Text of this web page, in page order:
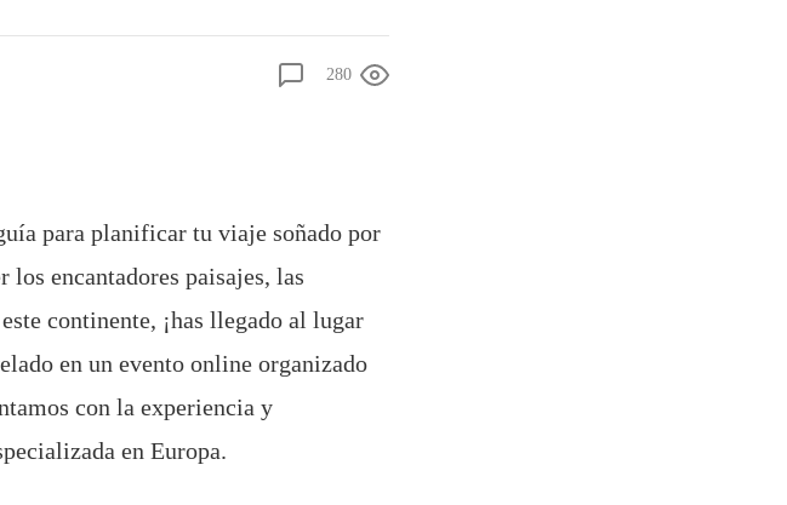
280
para planificar tu viaje soñado por
los encantadores paisajes, las
continente, ¡has llegado al lugar
en un evento online organizado
con la experiencia y
en Europa.